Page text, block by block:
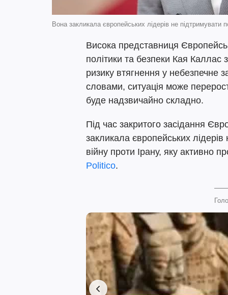
Вона закликала європейських лідерів не
Висока представниця
політики та безпеки Кая Каллас
ризику втягнення у небезпечне
словами, ситуація може
буде надзвичайно складно.
Під час закритого засідання
закликала європейських
війну проти Ірану, яку активно
Politico.